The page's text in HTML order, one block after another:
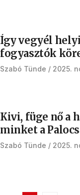
Így vegyél
fogyasztók
Szabó Tünde 2025.
Kivi, füge nő a
minket a
Szabó Tünde 2025.